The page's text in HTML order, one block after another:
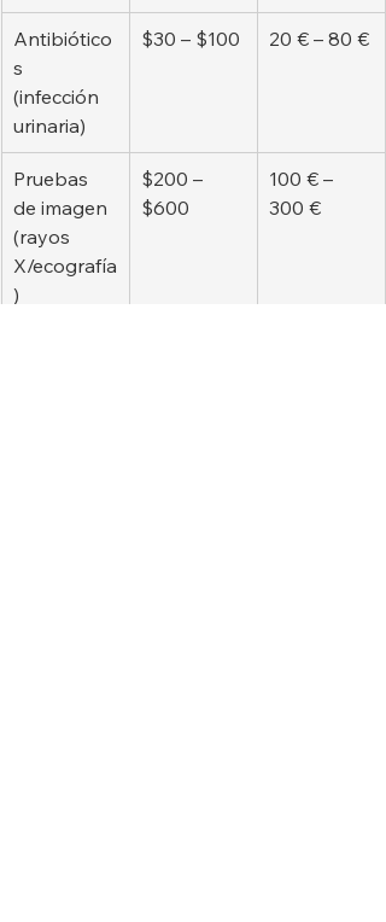
Antibiótico
s
(infección
urinaria)
$30 – $100 20 € – 80 €
Pruebas
de imagen
(rayos
X/ecografía
)
$200 –
$600
100 € –
300 €